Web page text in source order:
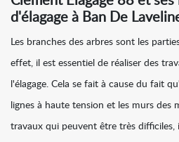
d'élagage à Ban De
Les branches des arbres sont les
effet, il est essentiel de réaliser des
l'élagage. Cela se fait à cause du fait
lignes à haute tension et les murs des
travaux qui peuvent être très difficiles,